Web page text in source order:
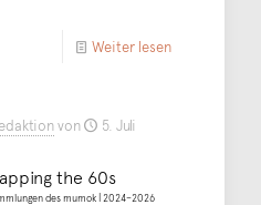
Weiter lesen
von
5. Juli
the 60s
des mumok | 2024–2026